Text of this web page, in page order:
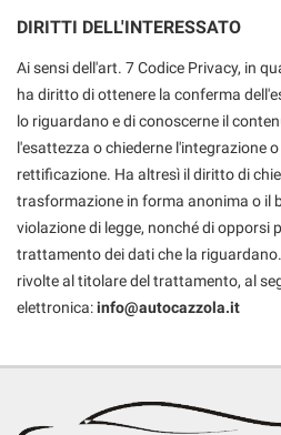
DIRITTI DELL'INTERESSATO
Ai sensi dell'art. 7 Codice Privacy, in
ha diritto di ottenere la conferma
lo riguardano e di conoscerne il
l'esattezza o chiederne l'integrazione
rettificazione. Ha altresì il diritto di
trasformazione in forma anonima o il
violazione di legge, nonché di opporsi
trattamento dei dati che la
rivolte al titolare del trattamento, al
elettronica:info@autocazzola.it